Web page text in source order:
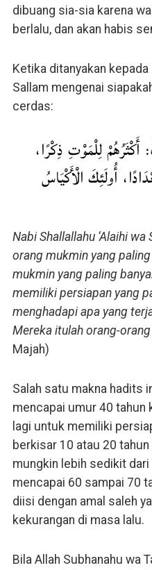
dibuang sia-sia karena
berlalu, dan akan habis
Ketika ditanyakan kepada
Sallam mengenai
cerdas:
لِلْمَوْتِ ذِكْرًا،
أُولَئِكَ الْأَكْيَاسُ
Nabi Shallallahu ‘Alaihi
orang mukmin yang
mukmin yang paling
memiliki persiapan yang
menghadapi apa yang
Mereka itulah orang-
Majah)
Salah satu makna hadits
mencapai umur 40 tahun
lagi untuk memiliki
berkisar 10 atau 20
mungkin lebih sedikit
mencapai 60 sampai 70
diisi dengan amal saleh
kekurangan di masa lalu.
Bila Allah Subhanahu wa